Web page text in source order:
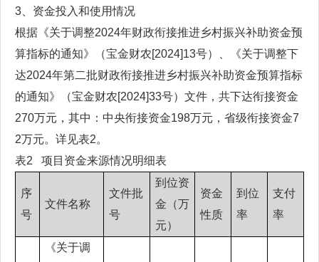
3、资金投入和使用情况
根据《关于调整2024年财政衔接推进乡村振兴补助资金预
算指标的通知》（宝金财农[2024]13号）、《关于调整下
达2024年第二批财政衔接推进乡村振兴补助资金预算指标
的通知》（宝金财农[2024]33号）文件，共下达衔接资金
270万元，其中：中央衔接资金198万元，省级衔接资金7
2万元。详见表2。
表2 项目资金来源情况明细表
序
号
文件名称
文件批
号
到位资
金（万
元）
资金
性质
到位
率
支付
率
《关于调